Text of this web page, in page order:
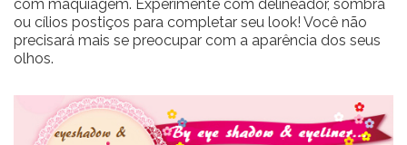
com maquiagem. Experimente com delineador, sombra
ou cílios postiços para completar seu look! Você não
precisará mais se preocupar com a aparência dos seus
olhos.